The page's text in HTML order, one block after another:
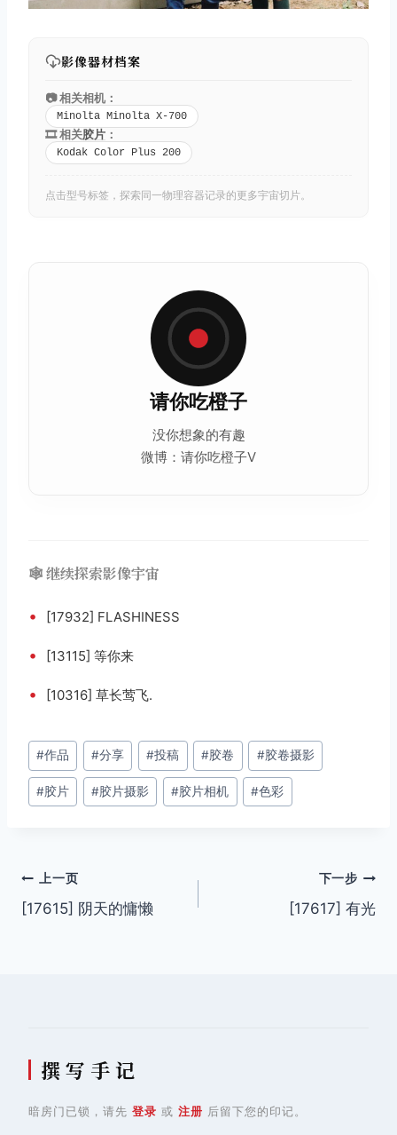
影像器材档案
📷 相关相机：
Minolta Minolta X-700
🎞️ 相关胶片 ：
Kodak Color Plus 200
点击型号标签，探索同一物理容器记录的更多宇宙切片。
请你吃橙子
没你想象的有趣
微博：请你吃橙子V
🕸️ 继续探索影像宇宙
• [17932] FLASHINESS
• [13115] 等你来
• [10316] 草长莺飞.
文
章
标
#作品 #分享 #投稿 #胶卷 #胶卷摄影
#胶片 #胶片摄影 #胶片相机 #色彩
文
章
上一页
[17615] 阴天的慵懒
下一步
[17617] 有光
撰 写 手 记
暗房门已锁，请先 登录 或 注册 后留下您的印记。